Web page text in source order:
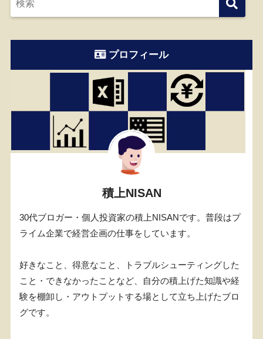
プロフィール
積上NISAN
30代ブロガー・個人投資家の積上NISANです。普段はプ
ライム企業で経営企画の仕事をしています。
好きなこと、得意なこと、トラブルシューティングした
こと・できなかったことなど、自分の積上げた知識や経
験を棚卸し・アウトプットする場として立ち上げたブロ
グです。